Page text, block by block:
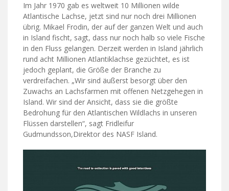
Im Jahr 1970 gab es weltweit 10 Millionen wilde
Atlantische Lachse, jetzt sind nur noch drei Millionen
übrig. Mikael Frodin, der auf der ganzen Welt und auch
in Island fischt, sagt, dass nur noch halb so viele Fische
in den Fluss gelangen. Derzeit werden in Island jährlich
rund acht Millionen Atlantiklachse gezüchtet, es ist
jedoch geplant, die Größe der Branche zu
verdreifachen. „Wir sind äußerst besorgt über den
Zuwachs an Lachsfarmen mit offenen Netzgehegen in
Island. Wir sind der Ansicht, dass sie die größte
Bedrohung für den Atlantischen Wildlachs in unseren
Flüssen darstellen“, sagt Fridleifur
Gudmundsson,Direktor des NASF Island.